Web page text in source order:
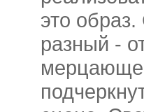
это
разный -